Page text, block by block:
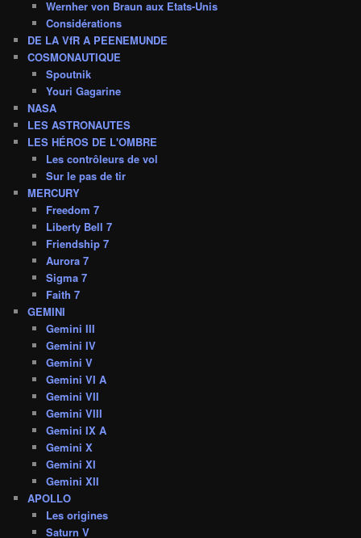
Wernher von Braun aux Etats-Unis
Considérations
DE LA VfR A PEENEMUNDE
COSMONAUTIQUE
Spoutnik
Youri Gagarine
NASA
LES ASTRONAUTES
LES HÉROS DE L'OMBRE
Les contrôleurs de vol
Sur le pas de tir
MERCURY
Freedom 7
Liberty Bell 7
Friendship 7
Aurora 7
Sigma 7
Faith 7
GEMINI
Gemini III
Gemini IV
Gemini V
Gemini VI A
Gemini VII
Gemini VIII
Gemini IX A
Gemini X
Gemini XI
Gemini XII
APOLLO
Les origines
Saturn V